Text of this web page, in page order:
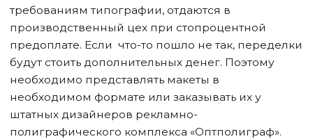
требованиям типографии, отдаются в
производственный цех при стопроцентной
предоплате. Если что-то пошло не так, переделки
будут стоить дополнительных денег. Поэтому
необходимо представлять макеты в
необходимом формате или заказывать их у
штатных дизайнеров рекламно-
полиграфического комплекса «Оптполиграф».